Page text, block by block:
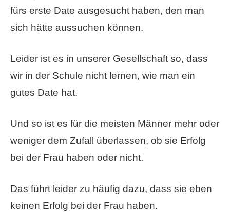
fürs erste Date ausgesucht haben, den man
sich hätte aussuchen können.
Leider ist es in unserer Gesellschaft so, dass
wir in der Schule nicht lernen, wie man ein
gutes Date hat.
Und so ist es für die meisten Männer mehr oder
weniger dem Zufall überlassen, ob sie Erfolg
bei der Frau haben oder nicht.
Das führt leider zu häufig dazu, dass sie eben
keinen Erfolg bei der Frau haben.